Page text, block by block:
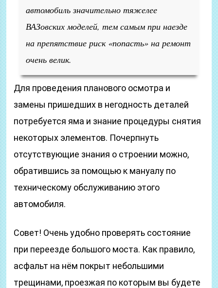
автомобиль значительно тяжелее
ВАЗовских моделей, тем самым при наезде
на препятствие риск «попасть» на ремонт
очень велик.
Для проведения планового осмотра и
замены пришедших в негодность деталей
потребуется яма и знание процедуры снятия
некоторых элементов. Почерпнуть
отсутствующие знания о строении можно,
обратившись за помощью к мануалу по
техническому обслуживанию этого
автомобиля.
Совет! Очень удобно проверять состояние
при переезде большого моста. Как правило,
асфальт на нём покрыт небольшими
трещинами, проезжая по которым вы будете